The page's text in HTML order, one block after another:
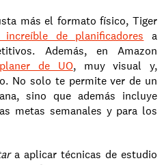
más el formato físico, Tiger
increíble de planificadores a
Además, en Amazon
de UO, muy visual y,
No solo te permite ver de un
sino que además incluye
metas semanales y para los
a aplicar técnicas de estudio